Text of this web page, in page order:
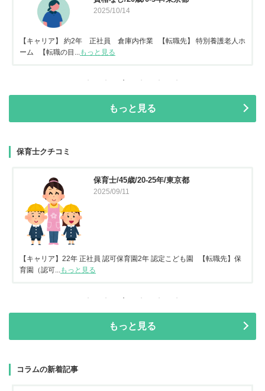
2025/10/14
【キャリア】 約2年 正社員 倉庫内作業 【転職先】 特別養護老人ホ
ーム 【転職の目...もっと見る
もっと見る
保育士クチコミ
保育士/45歳/20-25年/東京都
2025/09/11
【キャリア】22年 正社員 認可保育園2年 認定こども園 【転職先】保
育園（認可...
もっと見る
もっと見る
コラムの新着記事